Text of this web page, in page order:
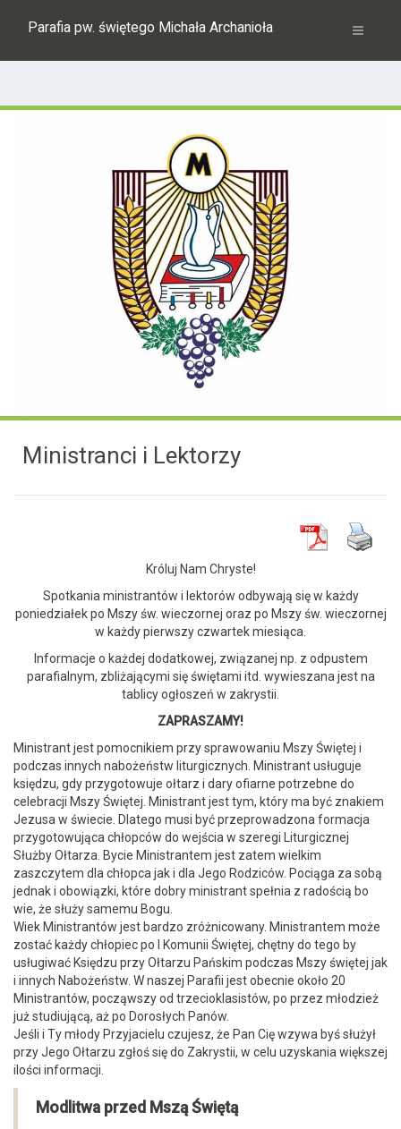
Parafia pw. świętego Michała Archanioła
Ministranci i Lektorzy
Króluj Nam Chryste!
Spotkania ministrantów i lektorów odbywają się w każdy
poniedziałek po Mszy św. wieczornej oraz po Mszy św. wieczornej
w każdy pierwszy czwartek miesiąca.
Informacje o każdej dodatkowej, związanej np. z odpustem
parafialnym, zbliżającymi się świętami itd. wywieszana jest na
tablicy ogłoszeń w zakrystii.
ZAPRASZAMY!
Ministrant jest pomocnikiem przy sprawowaniu Mszy Świętej i
podczas innych nabożeństw liturgicznych. Ministrant usługuje
księdzu, gdy przygotowuje ołtarz i dary ofiarne potrzebne do
celebracji Mszy Świętej. Ministrant jest tym, który ma być znakiem
Jezusa w świecie. Dlatego musi być przeprowadzona formacja
przygotowująca chłopców do wejścia w szeregi Liturgicznej
Służby Ołtarza. Bycie Ministrantem jest zatem wielkim
zaszczytem dla chłopca jak i dla Jego Rodziców. Pociąga za sobą
jednak i obowiązki, które dobry ministrant spełnia z radością bo
wie, że służy samemu Bogu.
Wiek Ministrantów jest bardzo zróżnicowany. Ministrantem może
zostać każdy chłopiec po I Komunii Świętej, chętny do tego by
usługiwać Księdzu przy Ołtarzu Pańskim podczas Mszy świętej jak
i innych Nabożeństw. W naszej Parafii jest obecnie około 20
Ministrantów, począwszy od trzecioklasistów, po przez młodzież
już studiującą, aż po Dorosłych Panów.
Jeśli i Ty młody Przyjacielu czujesz, że Pan Cię wzywa byś służył
przy Jego Ołtarzu zgłoś się do Zakrystii, w celu uzyskania większej
ilości informacji.
Modlitwa przed Mszą Świętą